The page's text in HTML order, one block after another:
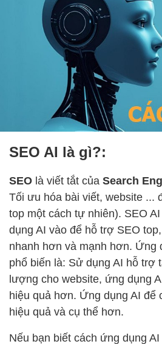
SEO AI là gì?:
SEO là viết tắt của Search
Tối ưu hóa bài viết, website ...
top một cách tự nhiên). SEO
dụng AI vào để hỗ trợ SEO
nhanh hơn và mạnh hơn. Ứng
phổ biến là: Sử dụng AI hỗ trợ
lượng cho website, ứng dụng
hiệu quả hơn. Ứng dụng AI để
hiệu quả và cụ thể hơn.
Nếu bạn biết cách ứng dụng